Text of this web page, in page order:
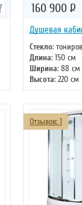
Душевая
Стекло:
Длина: 150 см
Ширина: 88 см
Высота: 220 см
Форма:
160 900 Р
Отзывов: 1